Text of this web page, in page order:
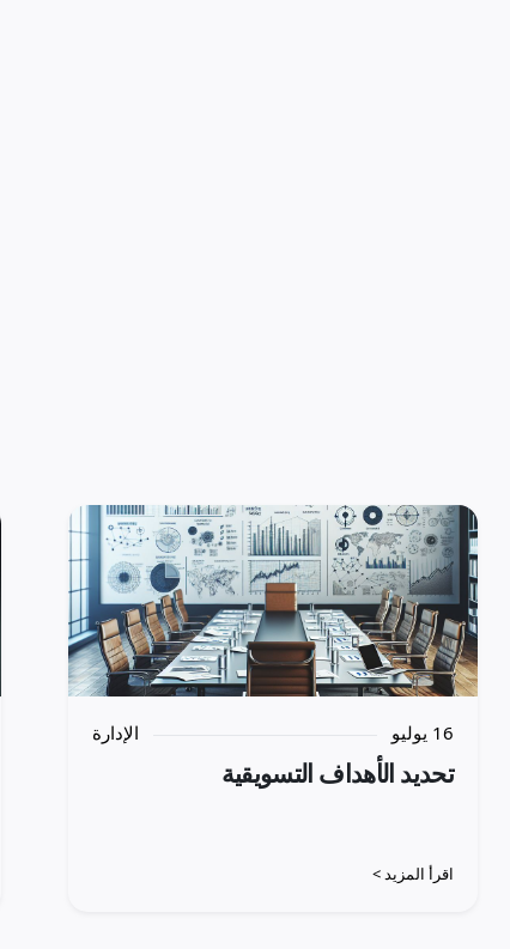
16 يوليو الإدارة
تحديد الأهداف التسويقية
اقرأ المزيد >